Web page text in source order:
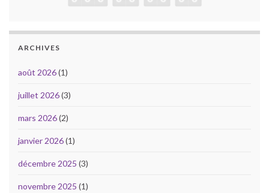
ARCHIVES
août 2026(1)
juillet 2026(3)
mars 2026(2)
janvier 2026(1)
décembre 2025 (3)
novembre 2025 (1)